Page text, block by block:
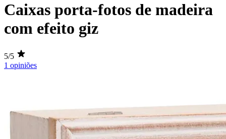
Caixas porta-fotos de madeira
com efeito giz
5/5
1 opiniões